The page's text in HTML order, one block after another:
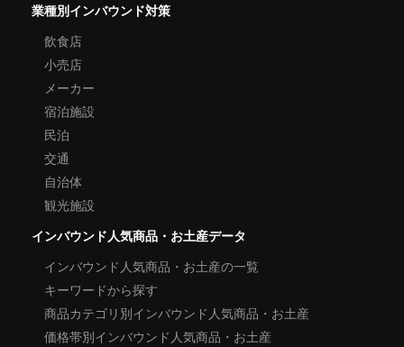
業種別インバウンド対策
飲食店
小売店
メーカー
宿泊施設
民泊
交通
自治体
観光施設
インバウンド人気商品・お土産データ
インバウンド人気商品・お土産の一覧
キーワードから探す
商品カテゴリ別インバウンド人気商品・お土産
価格帯別インバウンド人気商品・お土産